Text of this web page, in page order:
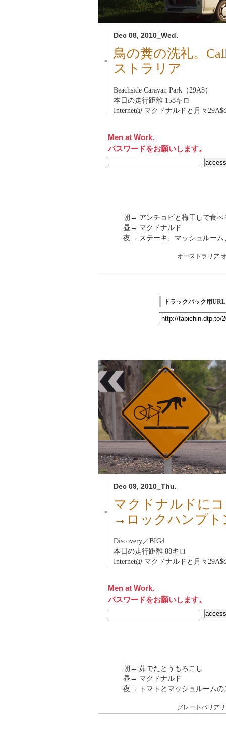
Dec 08, 2010_Wed.
■
鳥の糞の洗礼。
ストラリア
Beachside Caravan Park（29A$）
本日の走行距離 158キロ
Internet@ マクドナルドと月々29A$
Men at Work.
パスワードをお願いします。
朝→ アンチョビと梅干しで食べ
昼→ マクドナルド
夜→ ステーキ、マッシュルーム
オーストラリア
トラックバック用URL
Dec 09, 2010_Thu.
■
マクドナルドに
→ロックハンプト
Discovery／BIG4
本日の走行距離 88キロ
Internet@ マクドナルドと月々29A$
Men at Work.
パスワードをお願いします。
朝→ 茹でたとうもろこし
昼→ マクドナルド
夜→ トマトとマッシュルームの
グレートバリア